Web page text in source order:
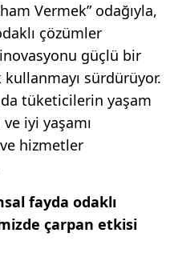
Vermek” odağıyla,
çözümler
güçlü bir
sürdürüyor.
da tüketicilerin yaşam
iyi yaşamı
hizmetler
fayda odaklı
çarpan etkisi